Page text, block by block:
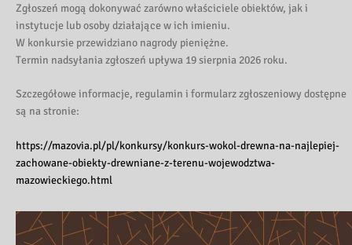
Zgłoszeń mogą dokonywać zarówno właściciele obiektów, jak i
instytucje lub osoby działające w ich imieniu.
W konkursie przewidziano nagrody pieniężne.
Termin nadsyłania zgłoszeń upływa 19 sierpnia 2026 roku.
Szczegółowe informacje, regulamin i formularz zgłoszeniowy dostępne
są na stronie:
https://mazovia.pl/pl/konkursy/konkurs-wokol-drewna-na-najlepiej-
zachowane-obiekty-drewniane-z-terenu-wojewodztwa-
mazowieckiego.html